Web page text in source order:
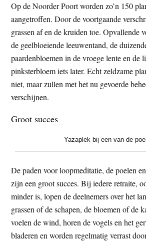
Op de Noorder Poort worden zo’n 150
aangetroffen. Door de voortgaande
grassen af en de kruiden toe. Opvallende
de geelbloeiende leeuwentand, de
paardenbloemen in de vroege lente en de
pinksterbloem iets later. Echt zeldzame
niet, maar zullen met het nu gevoerde
verschijnen.
Groot succes
Yazaplek bij een van de
De paden voor loopmeditatie, de poelen
zijn een groot succes. Bij iedere retraite,
minder is, lopen de deelnemers over het
grassen of de schapen, de bloemen of de
voelen de wind, horen de vogels en het
bladeren en worden regelmatig verrast